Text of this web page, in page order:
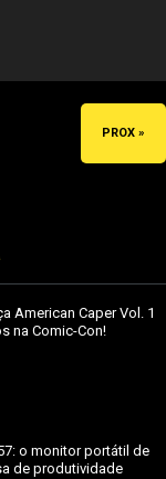
PROX »
American Caper Vol. 1
na Comic-Con!
o monitor portátil de
de produtividade